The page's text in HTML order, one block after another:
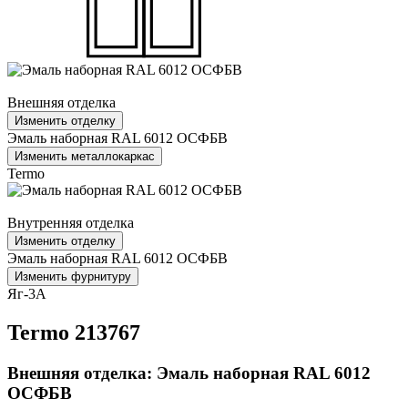
Внешняя отделка
Изменить отделку
Эмаль наборная RAL 6012 ОСФБВ
Изменить металлокаркас
Termo
Внутренняя отделка
Изменить отделку
Эмаль наборная RAL 6012 ОСФБВ
Изменить фурнитуру
Яг-3А
Termo 213767
Внешняя отделка: Эмаль наборная RAL 6012
ОСФБВ